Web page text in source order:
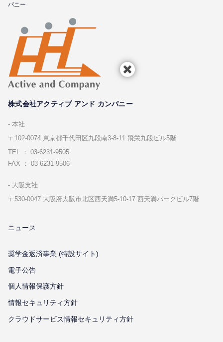
パニー
株式会社アクティブ アンド カンパニー
本社
〒102-0074 東京都千代⽥区九段南3-8-11 飛栄九段ビル5階
TEL ： 03-6231-9505
FAX ： 03-6231-9506
⼤阪⽀社
〒530-0047 ⼤阪府⼤阪市北区⻄天満5-10-17 ⻄天満パークビル7階
ニュース
奨学金返済事業 (特設サイト)
電子公告
個⼈情報保護⽅針
情報セキュリティ⽅針
クラウドサービス情報セキュリティ方針